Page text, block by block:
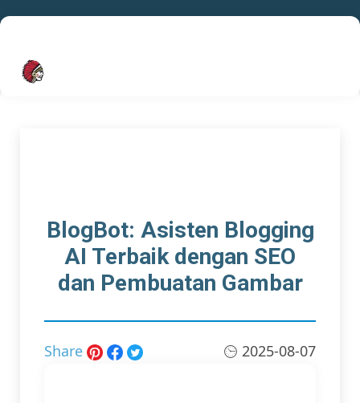
BlogBot: Asisten Blogging
AI Terbaik dengan SEO
dan Pembuatan Gambar
Share 2025-08-07